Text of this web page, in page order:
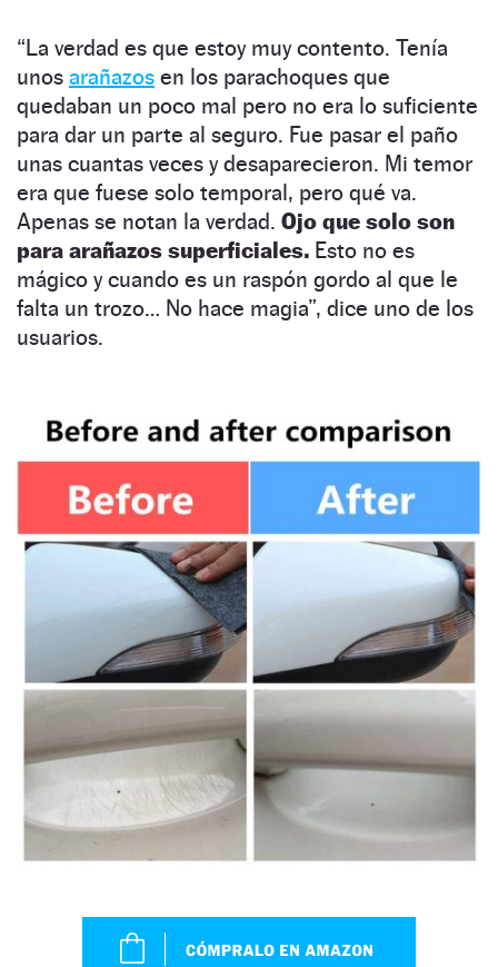
“La verdad es que estoy muy contento. Tenía
unos arañazos en los parachoques que
quedaban un poco mal pero no era lo suficiente
para dar un parte al seguro. Fue pasar el paño
unas cuantas veces y desaparecieron. Mi temor
era que fuese solo temporal, pero qué va.
Apenas se notan la verdad. Ojo que solo son
para arañazos superficiales. Esto no es
mágico y cuando es un raspón gordo al que le
falta un trozo… No hace magia”, dice uno de los
usuarios.